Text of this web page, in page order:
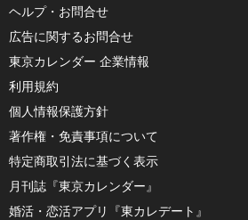
ヘルプ・お問合せ
広告に関するお問合せ
東京カレンダー 企業情報
利用規約
個人情報保護方針
著作権・免責事項について
特定商取引法に基づく表示
月刊誌『東京カレンダー』
婚活・恋活アプリ『東カレデート』